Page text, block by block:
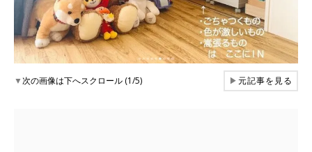
▼次の画像は下へスクロール (1/5) ▶元記事を見る